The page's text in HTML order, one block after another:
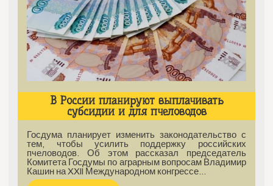
В России планируют выплачивать
субсидии и для пчеловодов
Госдума планирует изменить законодательство с
тем, чтобы усилить поддержку российских
пчеловодов. Об этом рассказал председатель
Комитета Госдумы по аграрным вопросам Владимир
Кашин на XXII Международном конгрессе…